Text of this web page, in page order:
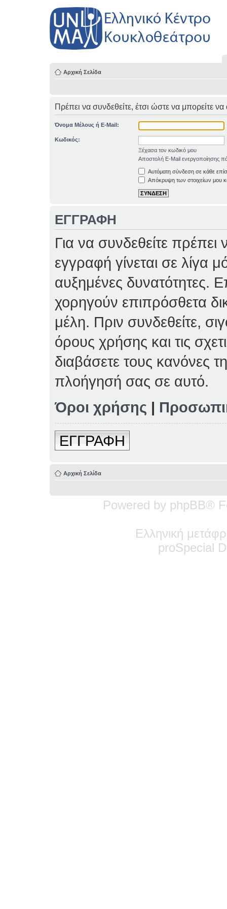
Αρχική Σελίδα
Πρέπει να συνδεθείτε, έτσι ώστε να μπορείτε
Όνομα Μέλους ή E-Mail:
Κωδικός:
Ξέχασα τον κωδικό μου
Αποστολή E-Mail ενεργοποίησης
Αυτόματη σύνδεση σε κάθε
Απόκρυψη των στοιχείων μου
ΕΓΓΡΑΦΗ
Για να συνδεθείτε
εγγραφή γίνεται σε λίγα
αυξημένες δυνατότητες.
χορηγούν επιπρόσθετα
μέλη. Πριν συνδεθείτε,
όρους χρήσης και τις
διαβάσετε τους κανόνες
πλοήγησή σας σε αυτό.
Όροι χρήσης |
ΕΓΓΡΑΦΗ
Αρχική Σελίδα
Powered by phpBB®
Ελληνική
proSpecial